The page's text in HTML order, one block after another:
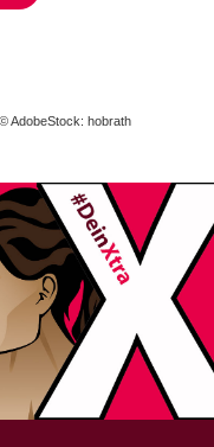
AdobeStock: hobrath